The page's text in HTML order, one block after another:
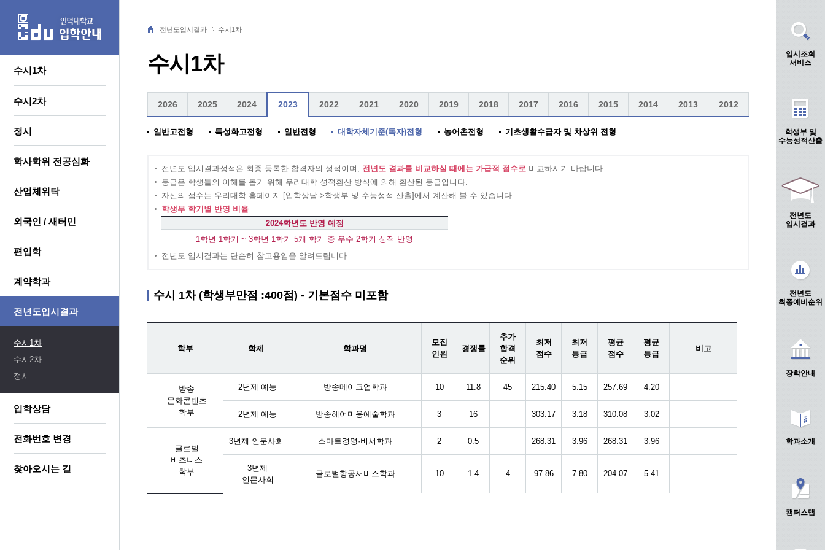
수시1차
수시2차
정시
학사학위 전공심화
산업체위탁
외국인 / 새터민
편입학
계약학과
전년도입시결과
수시1차
수시2차
정시
입학상담
전화번호 변경
찾아오시는 길
수시1차
전년도입시결과 수시1차
2026 2025 2024 2023 2022 2021 2020 2019 2018 2017 2016 2015 2014 2013 2012
일반고전형 특성화고전형 일반전형 대학자체기준(독자)전형 농어촌전형 기초생활수급자 및 차상위 전형
전년도 입시결과성적은 최종 등록한 합격자의 성적이며, 전년도 결과를 비교하실 때에는 가급적 점수로 비교하시기 바랍니다.
등급은 학생들의 이해를 돕기 위해 우리대학 성적환산 방식에 의해 환산된 등급입니다.
자신의 점수는 우리대학 홈페이지 [입학상담->학생부 및 수능성적 산출]에서 계산해 볼 수 있습니다.
학생부 학기별 반영 비율
2024학년도 반영 예정
1학년 1학기 ~ 3학년 1학기 5개 학기 중 우수 2학기 성적 반영
전년도 입시결과는 단순히 참고용임을 알려드립니다
수시 1차 (학생부만점 :400점) - 기본점수 미포함
학부 학제 학과명
모집
인원
경쟁률
추가
합격
순위
최저
점수
최저
등급
평균
점수
평균
등급
비고
방송
문화콘텐츠
학부
2년제 예능 방송메이크업학과 10 11.8 45 215.40 5.15 257.69 4.20
2년제 예능 방송헤어미용예술학과 3 16 303.17 3.18 310.08 3.02
글로벌
비즈니스
학부
3년제 인문사회 스마트경영·비서학과 2 0.5 268.31 3.96 268.31 3.96
3년제
인문사회
글로벌항공서비스학과 10 1.4 4 97.86 7.80 204.07 5.41
입시조회
서비스
학생부 및
수능성적산출
전년도
입시결과
전년도
최종예비순위
장학안내
학과소개
캠퍼스맵